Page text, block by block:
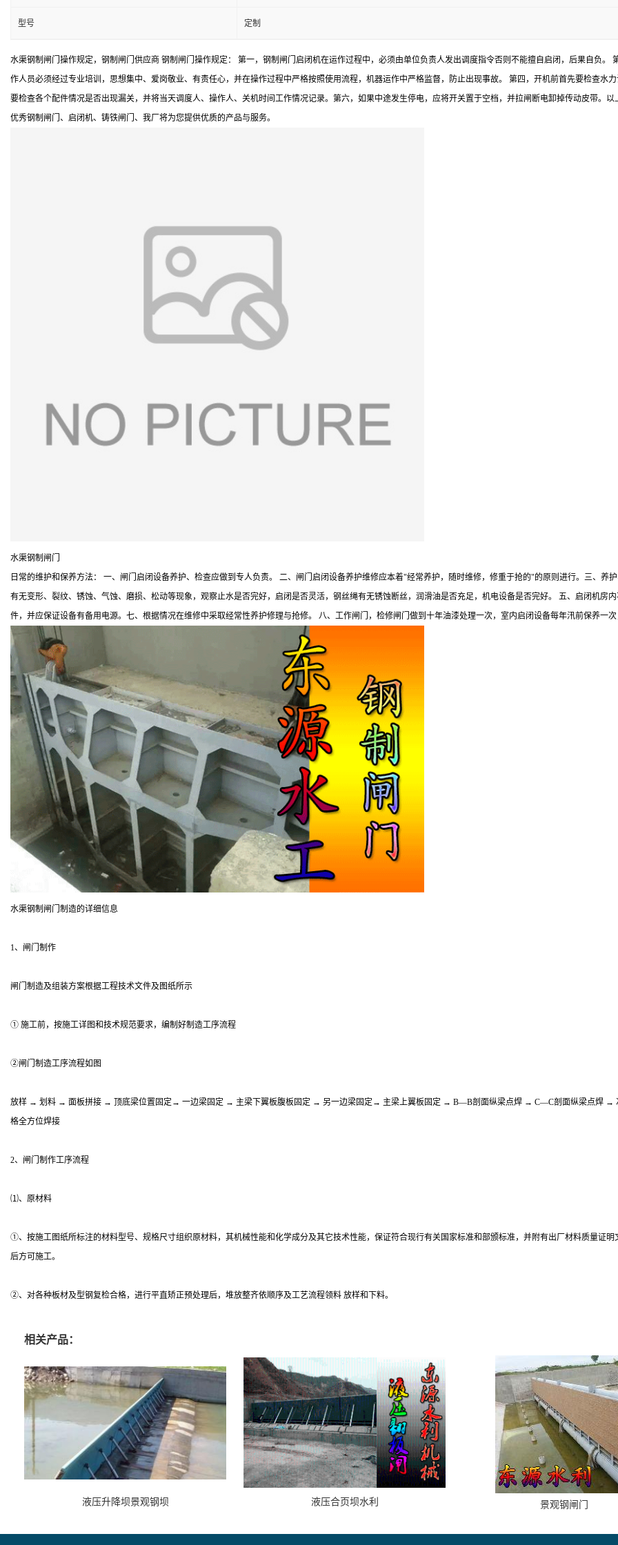
型号 定制
水渠钢制闸门操作规定，钢制闸门供应商 钢制闸门操作规定： 第一，钢制闸门启闭机在运作过程中，必须由单位负责人发出调度指令否则不能擅自启闭，后果自负
作人员必须经过专业培训，思想集中、爱岗敬业、有责任心，并在操作过程中严格按照使用流程，机器运作中严格监督，防止出现事故。 第四，开机前首先要检查水
要检查各个配件情况是否出现漏关，并将当天调度人、操作人、关机时间工作情况记录。第六，如果中途发生停电，应将开关置于空档，并拉闸断电卸掉传动皮带。
优秀钢制闸门、启闭机、铸铁闸门、我厂将为您提供优质的产品与服务。
水渠钢制闸门
日常的维护和保养方法： 一、闸门启闭设备养护、检查应做到专人负责。 二、闸门启闭设备养护维修应本着"经常养护，随时维修，修重于抢的"的原则进行。三、
有无变形、裂纹、锈蚀、气蚀、磨损、松动等现象，观察止水是否完好，启闭是否灵活，钢丝绳有无锈蚀断丝，润滑油是否充足，机电设备是否完好。 五、启闭机房
件，并应保证设备有备用电源。七、根据情况在维修中采取经常性养护修理与抢修。 八、工作闸门，检修闸门做到十年油漆处理一次，室内启闭设备每年汛前保养一
水渠钢制闸门制造的详细信息
1、闸门制作
闸门制造及组装方案根据工程技术文件及图纸所示
① 施工前，按施工详图和技术规范要求，编制好制造工序流程
②闸门制造工序流程如图
放样 → 划料 → 面板拼接 → 顶底梁位置固定→ 一边梁固定 → 主梁下翼板腹板固定 → 另一边梁固定→ 主梁上翼板固定 → B—B剖面纵梁点焊 → C—C剖面纵梁点焊
格全方位焊接
2、闸门制作工序流程
⑴、原材料
①、按施工图纸所标注的材料型号、规格尺寸组织原材料，其机械性能和化学成分及其它技术性能，保证符合现行有关国家标准和部颁标准，并附有出厂材料质量证
后方可施工。
②、对各种板材及型钢复检合格，进行平直矫正预处理后，堆放整齐依顺序及工艺流程领料 放样和下料。
相关产品：
液压升降坝景观钢坝 液压合页坝水利 景观钢闸门